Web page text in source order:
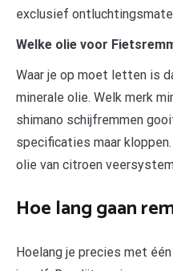
exclusief
Welke olie voor
Waar je op moet letten is
minerale olie. Welk merk
shimano schijfremmen
specificaties maar
olie van citroen
Hoe lang gaan
Hoelang je precies met